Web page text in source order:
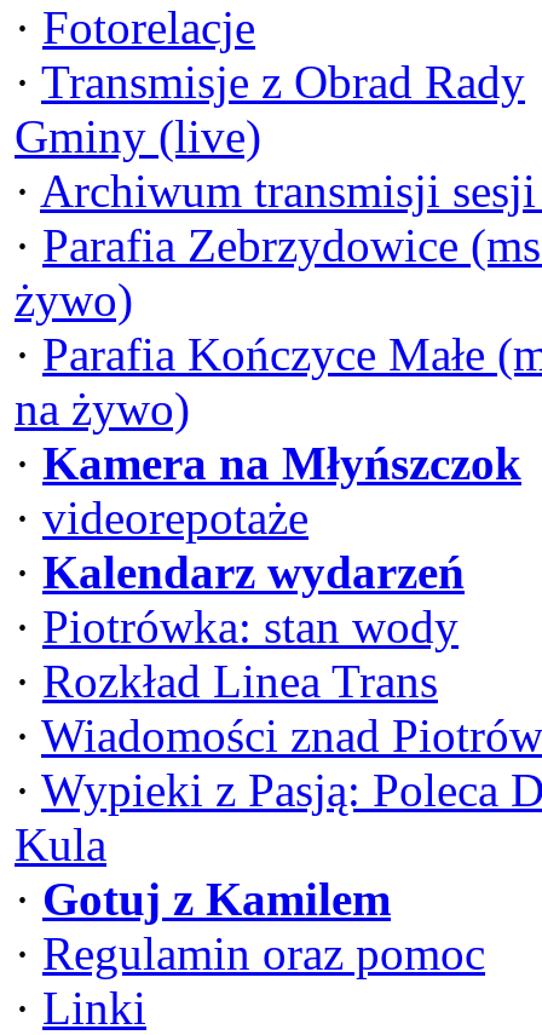
· Fotorelacje
· Transmisje z Obrad Rady
Gminy (live)
· Archiwum transmisji
· Parafia Zebrzydowice
żywo)
· Parafia Kończyce Małe
na żywo)
· Kamera na Młyńszczok
· videorepotaże
· Kalendarz wydarzeń
· Piotrówka: stan wody
· Rozkład Linea Trans
· Wiadomości znad
· Wypieki z Pasją: Poleca
Kula
· Gotuj z Kamilem
· Regulamin oraz pomoc
· Linki